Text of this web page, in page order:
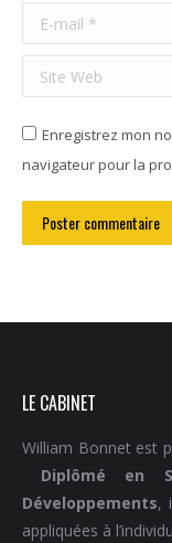
E-mail *
Site Web
Enregistrez mon
navigateur pour la
Poster commentaire
LE CABINET
William Bonnet est
Diplômé en
Développements,
appliquées à